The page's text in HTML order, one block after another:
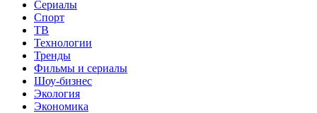
Сериалы
Спорт
ТВ
Технологии
Тренды
Фильмы и сериалы
Шоу-бизнес
Экология
Экономика